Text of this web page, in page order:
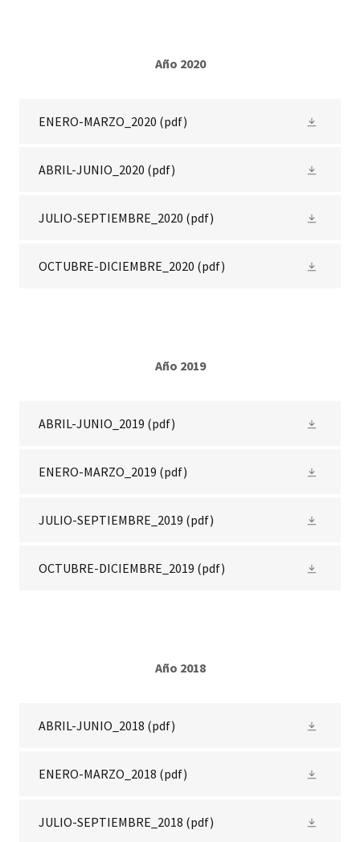
Año 2020
ENERO-MARZO_2020 (pdf)
ABRIL-JUNIO_2020 (pdf)
JULIO-SEPTIEMBRE_2020 (pdf)
OCTUBRE-DICIEMBRE_2020 (pdf)
Año 2019
ABRIL-JUNIO_2019 (pdf)
ENERO-MARZO_2019 (pdf)
JULIO-SEPTIEMBRE_2019 (pdf)
OCTUBRE-DICIEMBRE_2019 (pdf)
Año 2018
ABRIL-JUNIO_2018 (pdf)
ENERO-MARZO_2018 (pdf)
JULIO-SEPTIEMBRE_2018 (pdf)